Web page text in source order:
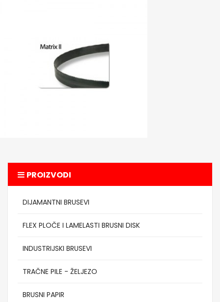
PROIZVODI
DIJAMANTNI BRUSEVI
FLEX PLOČE I LAMELASTI BRUSNI DISK
INDUSTRIJSKI BRUSEVI
TRAČNE PILE - ŽELJEZO
BRUSNI PAPIR